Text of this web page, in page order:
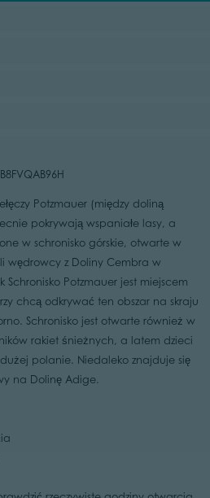
Potzmauer (między doliną
pokrywają wspaniałe lasy, a
w schronisko górskie, otwarte w
wędrowcy z Doliny Cembra w
Schronisko Potzmauer jest miejscem
chcą odkrywać ten obszar na skraju
Schronisko jest otwarte również w
rakiet śnieżnych, a latem dzieci
polanie. Niedaleko znajduje się
na Dolinę Adige.